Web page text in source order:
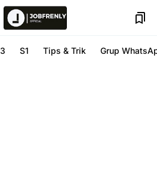
S1 Tips & Trik Grup